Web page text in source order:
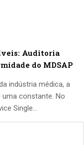
Auditoria
do MDSAP
indústria médica, a
constante. No
Single...